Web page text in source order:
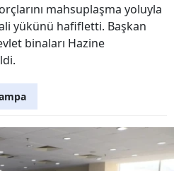
mahsuplaşma yoluyla
yükünü hafifletti. Başkan
binaları Hazine